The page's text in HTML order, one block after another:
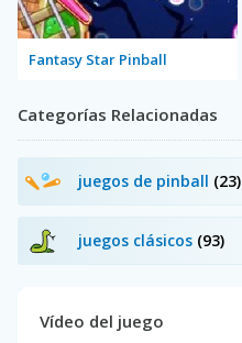
Fantasy Star Pinball
Categorías Relacionadas
juegos de pinball (23)
juegos clásicos (93)
Vídeo del juego